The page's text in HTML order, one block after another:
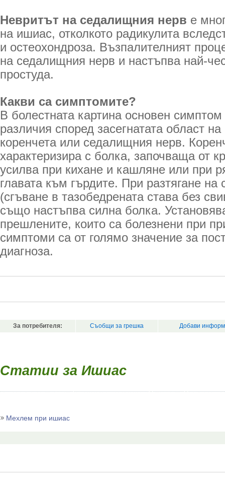
Невритът на седалищния нерв е
на ишиас, отколкото радикулита
и остеохондроза. Възпалителният
на седалищния нерв и настъпва най-
простуда.
Какви са симптомите?
В болестната картина основен
различия според засегнатата област
коренчета или седалищния нерв.
характеризира с болка, започваща от
усилва при кихане и кашляне или при
главата към гърдите. При разтягане
(сгъване в тазобедрената става без
също настъпва силна болка.
прешлените, които са болезнени при
симптоми са от голямо значение за
диагноза.
За потребителя: Съобщи за грешка Добави
Статии за Ишиас
Мехлем при ишиас